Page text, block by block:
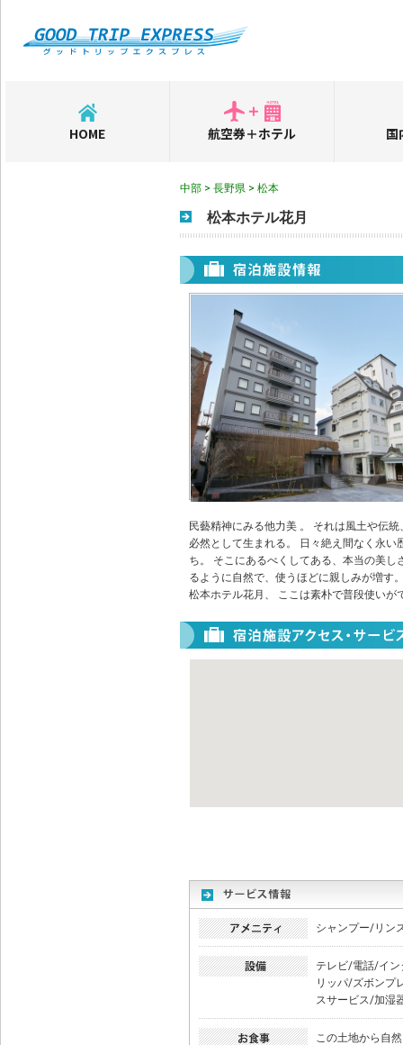
HOME 航空券＋ホテル 国
中部 > 長野県 > 松本
松本ホテル花月
民藝精神にみる他力美 。 それは風土や伝
必然として生まれる。 日々絶え間なく永
ち。 そこにあるべくしてある、本当の美
るように自然で、使うほどに親しみが増す
松本ホテル花月、 ここは素朴で普段使いが
シャンプー/リン
テレビ/電話/イン
リッパ/ズボンプ
スサービス/加湿
この土地から自